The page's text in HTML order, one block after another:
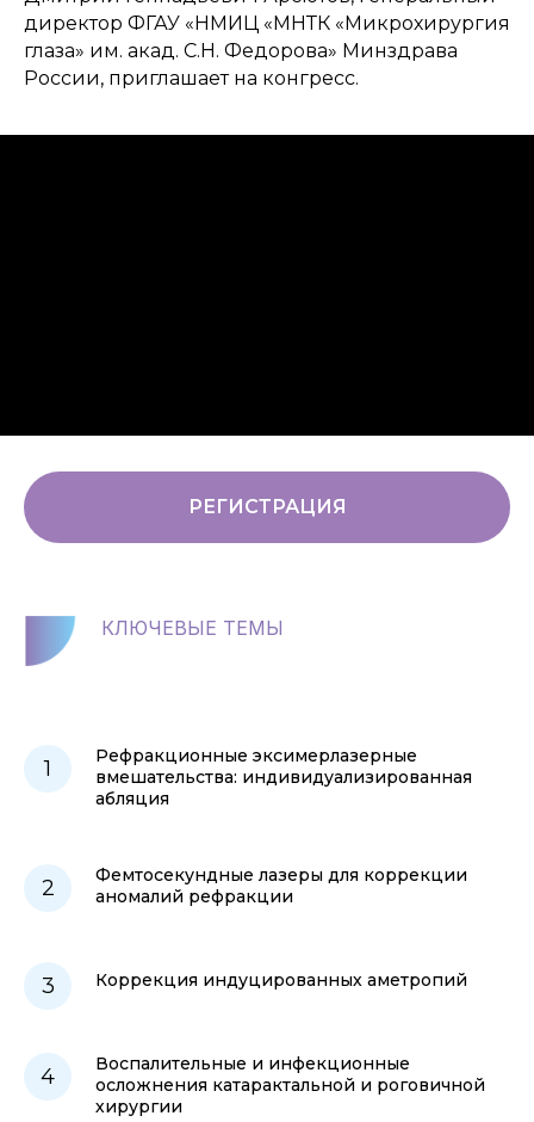
директор ФГАУ «НМИЦ «МНТК «Микрохирургия
глаза» им. акад. С.Н. Федорова» Минздрава
России, приглашает на конгресс.
РЕГИСТРАЦИЯ
КЛЮЧЕВЫЕ ТЕМЫ
Рефракционные эксимерлазерные
вмешательства: индивидуализированная
абляция
Фемтосекундные лазеры для коррекции
аномалий рефракции
Коррекция индуцированных аметропий
Воспалительные и инфекционные
осложнения катарактальной и роговичной
хирургии